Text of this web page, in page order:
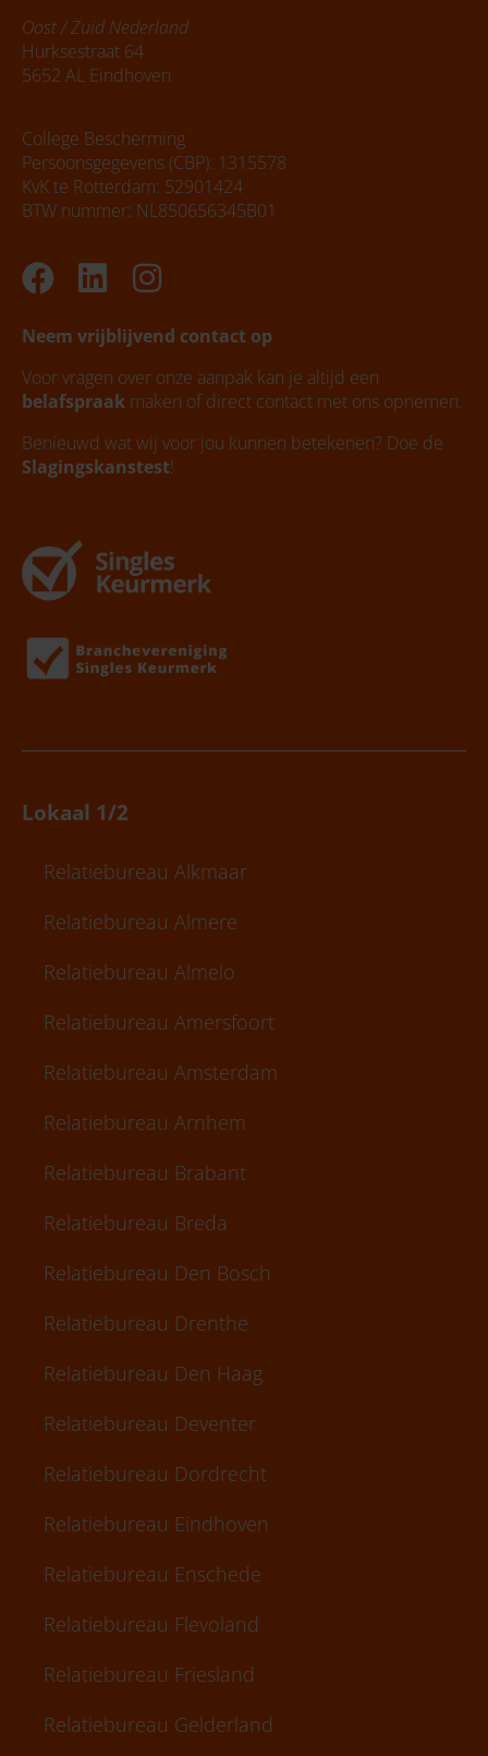
Oost / Zuid Nederland
Hurksestraat 64
5652 AL Eindhoven
College Bescherming
Persoonsgegevens (CBP): 1315578
KvK te Rotterdam: 52901424
BTW nummer: NL850656345B01
Facebook
LinkedinInstagram
Neem vrijblijvend contact op
Voor vragen over onze aanpak kan je altijd een
belafspraak maken of direct contact met ons opnemen.
Benieuwd wat wij voor jou kunnen betekenen? Doe de
Slagingskanstest!
Lokaal 1/2
Relatiebureau Alkmaar
Relatiebureau Almere
Relatiebureau Almelo
Relatiebureau Amersfoort
Relatiebureau Amsterdam
Relatiebureau Arnhem
Relatiebureau Brabant
Relatiebureau Breda
Relatiebureau Den Bosch
Relatiebureau Drenthe
Relatiebureau Den Haag
Relatiebureau Deventer
Relatiebureau Dordrecht
Relatiebureau Eindhoven
Relatiebureau Enschede
Relatiebureau Flevoland
Relatiebureau Friesland
Relatiebureau Gelderland